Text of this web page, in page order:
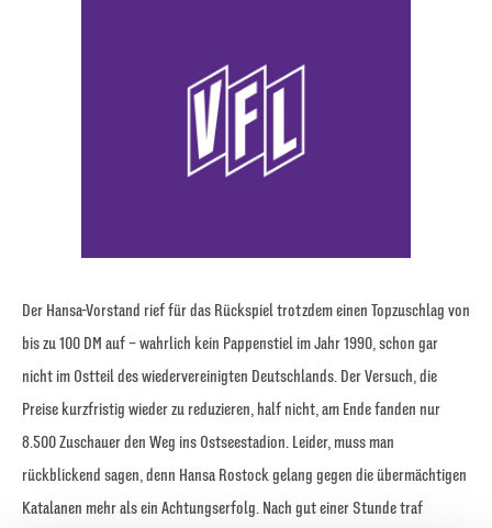
Der Hansa-Vorstand rief für das Rückspiel trotzdem einen Topzuschlag von
bis zu 100 DM auf – wahrlich kein Pappenstiel im Jahr 1990, schon gar
nicht im Ostteil des wiedervereinigten Deutschlands. Der Versuch, die
Preise kurzfristig wieder zu reduzieren, half nicht, am Ende fanden nur
8.500 Zuschauer den Weg ins Ostseestadion. Leider, muss man
rückblickend sagen, denn Hansa Rostock gelang gegen die übermächtigen
Katalanen mehr als ein Achtungserfolg. Nach gut einer Stunde traf